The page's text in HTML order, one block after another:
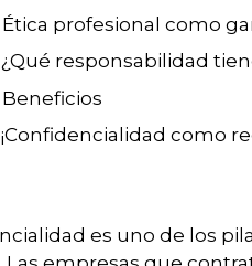
Ética profesional como
¿Qué responsabilidad
Beneficios
¡Confidencialidad como
es uno de los